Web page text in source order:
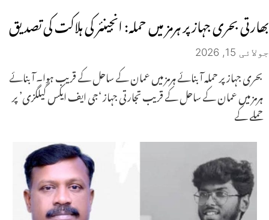
بھارتی بحری جہاز پر ہرمز میں حملہ: انجینئر کی ہلاکت کی تصدیق
جولائی 15, 2026
بحری جہاز پر حملہ آبنائے ہرمز میں عمان کے ساحل کے قریب ہوا۔ آبنائے
ہرمز میں عمان کے ساحل کے قریب تجارتی جہاز ‘جی ایف ایکس گیلگزی’ پر
حملے کے